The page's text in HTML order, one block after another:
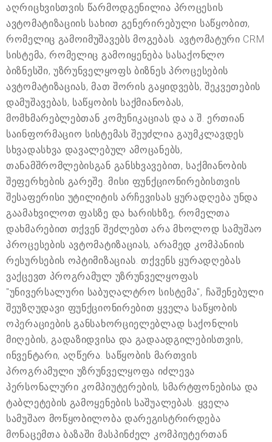
აღრიცხვისთვის წარმოდგენილია პროცესის
ავტომატიზაციის სახით გენერირებული საწყობით,
რომელიც გამოიმუშავებს მოგებას. ავტომატური CRM
სისტემა, რომელიც გამოიყენება სასაქონლო
ბიზნესში, უზრუნველყოფს ბიზნეს პროცესების
ავტომატიზაციას, მათ შორის გაყიდვებს, შეკვეთების
დამუშავებას, საწყობის საქმიანობას,
მომხმარებლებთან კომუნიკაციას და ა.შ. ერთიან
საინფორმაციო სისტემას შეუძლია გაუმკლავდეს
სხვადასხვა დავალებულ ამოცანებს,
თანამშრომლებისგან განსხვავებით, საქმიანობის
შეფერხების გარეშე. მისი ფუნქციონირებისთვის
შესაფერისი უტილიტის არჩევისას ყურადღება უნდა
გაამახვილოთ ფასზე და ხარისხზე, რომელთა
დახმარებით თქვენ შეძლებთ არა მხოლოდ სამუშაო
პროცესების ავტომატიზაციას, არამედ კომპანიის
რესურსების ოპტიმიზაციას. თქვენს ყურადღებას
ვაქცევთ პროგრამულ უზრუნველყოფას
"უნივერსალური საბუღალტრო სისტემა", ჩაშენებული
შეუზღუდავი ფუნქციონირებით ყველა საწყობის
ოპერაციების განსახორციელებლად საქონლის
მიღების, გადაზიდვისა და გადაადგილებისთვის,
ინვენტარი, აღწერა. საწყობის მართვის
პროგრამული უზრუნველყოფა იძლევა
პერსონალური კომპიუტერების, სმარტფონებისა და
ტაბლეტების გამოყენების საშუალებას. ყველა
სამუშაო მოწყობილობა დარეგისტრირდება
მონაცემთა ბაზაში მასპინძელ კომპიუტერთან